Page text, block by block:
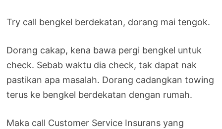
Try call bengkel berdekatan, dorang mai tengok.
Dorang cakap, kena bawa pergi bengkel untuk
check. Sebab waktu dia check, tak dapat nak
pastikan apa masalah. Dorang cadangkan towing
terus ke bengkel berdekatan dengan rumah.
Maka call Customer Service Insurans yang